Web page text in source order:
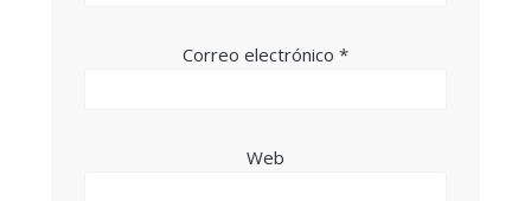
Correo electrónico *
Web